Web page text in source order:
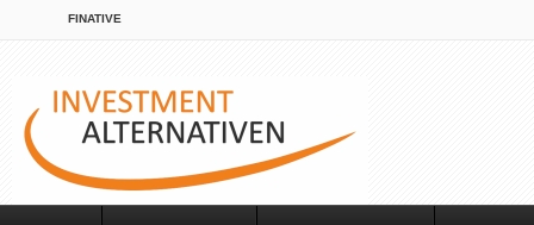
FINATIVE